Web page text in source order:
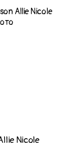
Nicole